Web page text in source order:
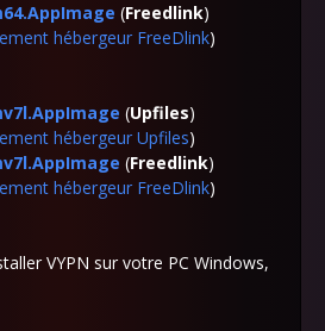
(Freedlink)
hébergeur FreeDlink)
(Upfiles)
hébergeur Upfiles)
(Freedlink)
hébergeur FreeDlink)
VYPN sur votre PC Windows,